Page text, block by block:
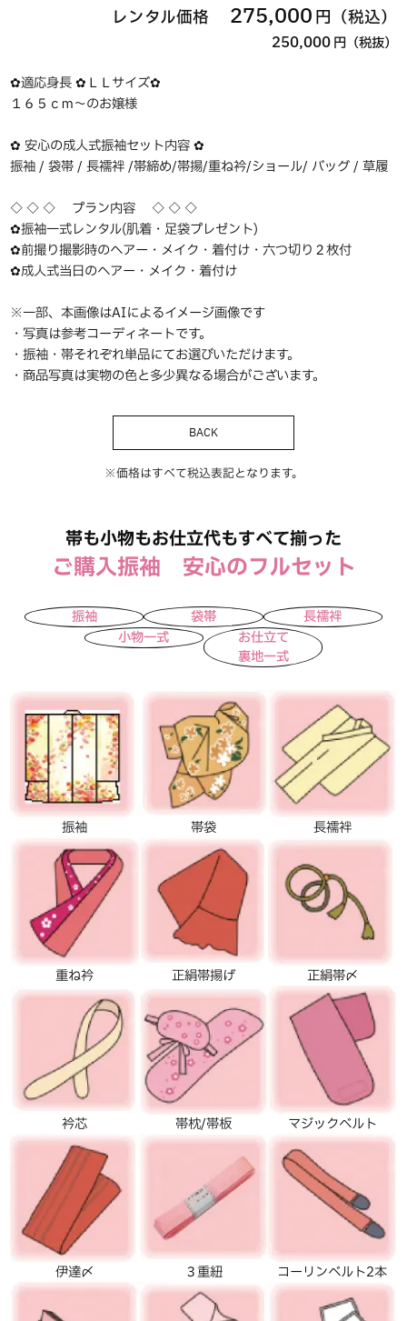
レンタル価格 275,000円（税込）
250,000 円（税抜）
✿適応身長 ✿ＬＬサイズ✿
１６５ｃｍ〜のお嬢様
✿ 安心の成人式振袖セット内容 ✿
振袖 / 袋帯 / 長襦袢 /帯締め/帯揚/重ね衿/ショール/ バッグ / 草履
◇ ◇ ◇ プラン内容 ◇ ◇ ◇
✿振袖一式レンタル(肌着・足袋プレゼント)
✿前撮り撮影時のヘアー・メイク・着付け・六つ切り２枚付
✿成人式当日のヘアー・メイク・着付け
※一部、本画像はAIによるイメージ画像です
・写真は参考コーディネートです。
・振袖・帯それぞれ単品にてお選びいただけます。
・商品写真は実物の色と多少異なる場合がございます。
BACK
※価格はすべて税込表記となります。
帯も小物もお仕立代もすべて揃った
ご購入振袖 安心のフルセット
振袖 袋帯
長襦袢
小物一式
お仕立て
裏地一式
振袖 帯袋 長襦袢
重ね衿 正絹帯揚げ 正絹帯〆
衿芯 帯枕/帯板 マジックベルト
伊達〆 ３重紐 コーリンベルト2本